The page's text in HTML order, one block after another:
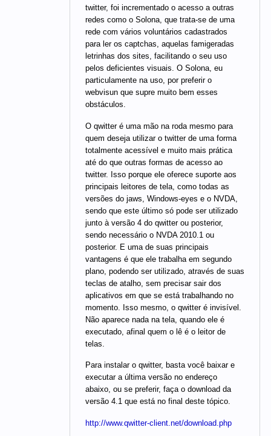
twitter, foi incrementado o acesso a outras
redes como o Solona, que trata-se de uma
rede com vários voluntários cadastrados
para ler os captchas, aquelas famigeradas
letrinhas dos sites, facilitando o seu uso
pelos deficientes visuais. O Solona, eu
particulamente na uso, por preferir o
webvisun que supre muito bem esses
obstáculos.
O qwitter é uma mão na roda mesmo para
quem deseja utilizar o twitter de uma forma
totalmente acessível e muito mais prática
até do que outras formas de acesso ao
twitter. Isso porque ele oferece suporte aos
principais leitores de tela, como todas as
versões do jaws, Windows-eyes e o NVDA,
sendo que este último só pode ser utilizado
junto à versão 4 do qwitter ou posterior,
sendo necessário o NVDA 2010.1 ou
posterior. E uma de suas principais
vantagens é que ele trabalha em segundo
plano, podendo ser utilizado, através de suas
teclas de atalho, sem precisar sair dos
aplicativos em que se está trabalhando no
momento. Isso mesmo, o qwitter é invisível.
Não aparece nada na tela, quando ele é
executado, afinal quem o lê é o leitor de
telas.
Para instalar o qwitter, basta você baixar e
executar a última versão no endereço
abaixo, ou se preferir, faça o download da
versão 4.1 que está no final deste tópico.
http://www.qwitter-client.net/download.php